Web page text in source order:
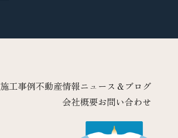
施工事例不動産情報ニュース＆ブログ
会社概要お問い合わせ